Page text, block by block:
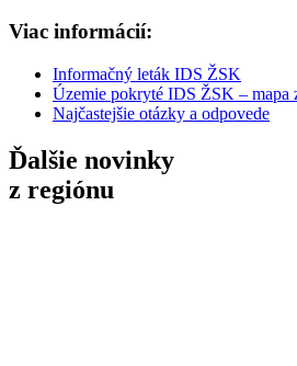
Viac informácií:
Informačný leták IDS ŽSK
Územie pokryté IDS ŽSK – mapa
Najčastejšie otázky a odpovede
Ďalšie novinky
z regiónu